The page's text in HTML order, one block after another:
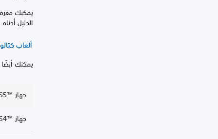
الدليل أدناه.
ألعاب
يمكنك أيضًا
جهاز PS5™‎: استكشاف كتالوج الألعاب الكلاسيكية
جهاز PS4™‎: استكشاف كتالوج الألعاب الكلاسيكية